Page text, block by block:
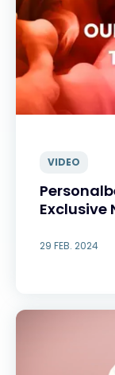
VIDEO
Exclusive
29 FEB. 2024